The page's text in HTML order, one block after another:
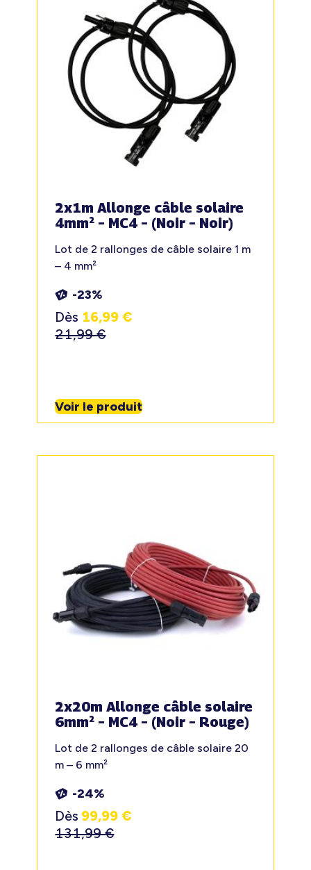
2x1m Allonge câble solaire
4mm² – MC4 – (Noir – Noir)
Lot de 2 rallonges de câble solaire 1 m
– 4 mm²
-23%
Dès 16,99€
21,99€
Voir le produit
2x20m Allonge câble solaire
6mm² – MC4 – (Noir – Rouge)
Lot de 2 rallonges de câble solaire 20
m – 6 mm²
-24%
Dès 99,99€
131,99€